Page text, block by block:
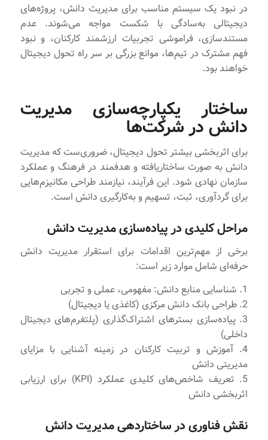
در نبود یک سیستم مناسب برای مدیریت دانش، پروژه‌های
دیجیتالی به‌سادگی با شکست مواجه می‌شوند. عدم
مستندسازی، فراموشی تجربیات ارزشمند کارکنان، و نبود
فهم مشترک در تیم‌ها، موانع بزرگی بر سر راه تحول دیجیتال
خواهند بود.
ساختار یکپارچه‌سازی مدیریت
دانش در شرکت‌ها
برای اثربخشی بیشتر تحول دیجیتال، ضروری‌ست که مدیریت
دانش به صورت ساختاریافته و هدفمند در فرهنگ و عملکرد
سازمان نهادی شود. این فرآیند، نیازمند طراحی مکانیزم‌هایی
برای گردآوری، ثبت، تسهیم و به‌کارگیری دانش است.
مراحل کلیدی در پیاده‌سازی مدیریت دانش
برخی از مهم‌ترین اقدامات برای استقرار مدیریت دانش
حرفه‌ای شامل موارد زیر است:
1. شناسایی منابع دانش: مفهومی، عملی و تجربی
2. طراحی بانک دانش مرکزی (کاغذی یا دیجیتال)
3. پیاده‌سازی بسترهای اشتراک‌گذاری (پلتفرم‌های دیجیتال
داخلی)
4. آموزش و تربیت کارکنان در زمینه آشنایی با مزایای
مدیریتی دانش
5. تعریف شاخص‌های کلیدی عملکرد (KPI) برای ارزیابی
اثربخشی دانش
نقش فناوری در ساختاردهی مدیریت دانش